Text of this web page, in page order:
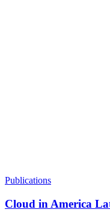
Publications
Cloud in America